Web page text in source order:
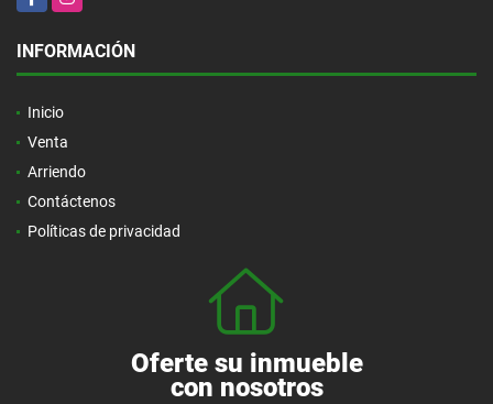
INFORMACIÓN
Inicio
Venta
Arriendo
Contáctenos
Políticas de privacidad
Oferte su inmueble
con nosotros